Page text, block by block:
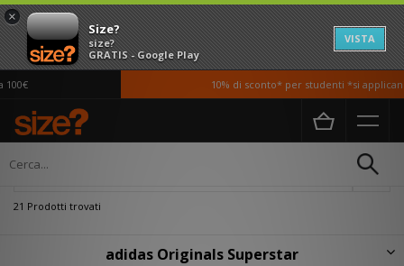
×
Size?
size?
GRATIS - Google Play
VISTA
10% di sconto* per studenti *si applicano
Home Adidas Originals Superstar
21 Prodotti trovati
adidas Originals Superstar